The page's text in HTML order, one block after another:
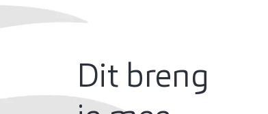
Dit breng